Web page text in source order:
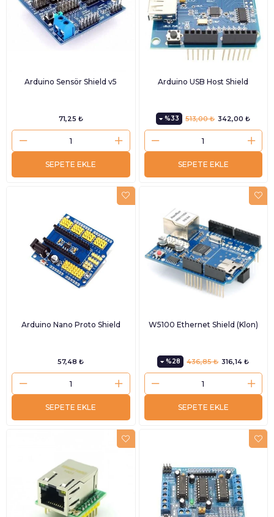
Arduino Sensör Shield v5
71,25 ₺
SEPETE EKLE
Arduino USB Host Shield
%33 342,00 ₺
513,00 ₺
SEPETE EKLE
Arduino Nano Proto Shield
57,48 ₺
SEPETE EKLE
W5100 Ethernet Shield (Klon)
%28 316,14 ₺
436,85 ₺
SEPETE EKLE